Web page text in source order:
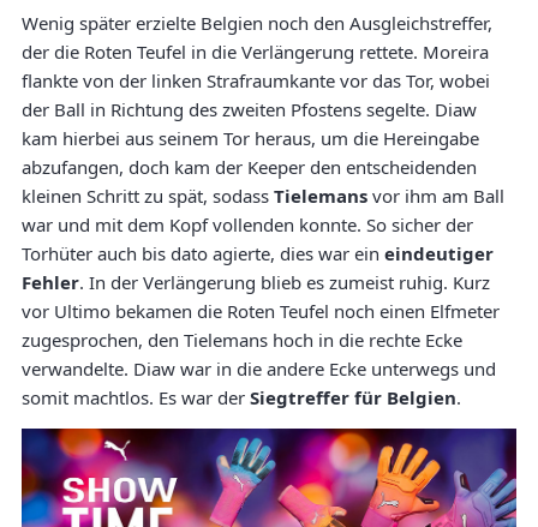
Wenig später erzielte Belgien noch den Ausgleichstreffer,
der die Roten Teufel in die Verlängerung rettete. Moreira
flankte von der linken Strafraumkante vor das Tor, wobei
der Ball in Richtung des zweiten Pfostens segelte. Diaw
kam hierbei aus seinem Tor heraus, um die Hereingabe
abzufangen, doch kam der Keeper den entscheidenden
kleinen Schritt zu spät, sodass Tielemans vor ihm am Ball
war und mit dem Kopf vollenden konnte. So sicher der
Torhüter auch bis dato agierte, dies war ein eindeutiger
Fehler. In der Verlängerung blieb es zumeist ruhig. Kurz
vor Ultimo bekamen die Roten Teufel noch einen Elfmeter
zugesprochen, den Tielemans hoch in die rechte Ecke
verwandelte. Diaw war in die andere Ecke unterwegs und
somit machtlos. Es war der Siegtreffer für Belgien.